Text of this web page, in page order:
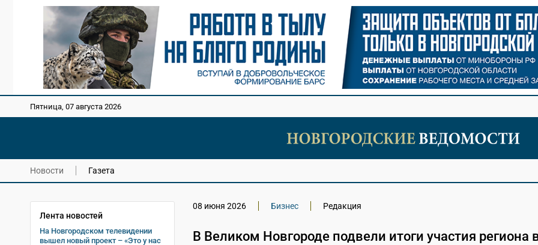
Пятница, 07 августа 2026
Новости Газета
Лента новостей
На Новгородском телевидении
вышел новый проект – «Это у нас
08 июня 2026 Бизнес Редакция
В Великом Новгороде подвели итоги участия региона